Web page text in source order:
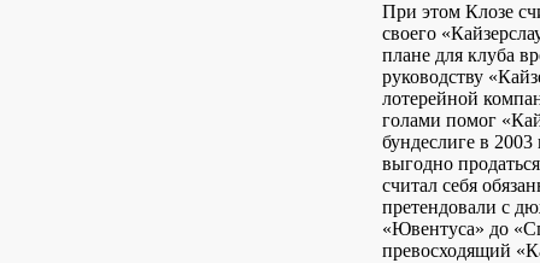
При этом Клозе
своего
плане для клуба
руководству
лотерейной
голами помог
бундеслиге в
выгодно
считал себя
претендовали с
«Ювентуса» до
превосходящий